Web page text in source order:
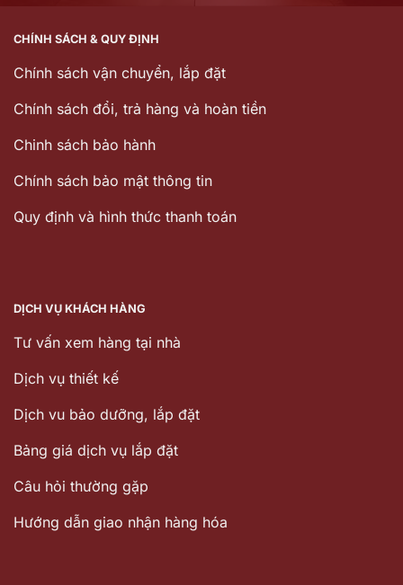
CHÍNH SÁCH & QUY ĐỊNH
Chính sách vận chuyển, lắp đặt
Chính sách đổi, trả hàng và hoàn tiền
Chinh sách bảo hành
Chính sách bảo mật thông tin
Quy định và hình thức thanh toán
DỊCH VỤ KHÁCH HÀNG
Tư vấn xem hàng tại nhà
Dịch vụ thiết kế
Dịch vu bảo dưỡng, lắp đặt
Bảng giá dịch vụ lắp đặt
Câu hỏi thường gặp
Hướng dẫn giao nhận hàng hóa